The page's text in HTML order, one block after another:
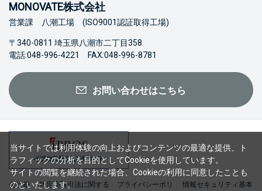
MONOVATE株式会社
営業課 八潮工場 (ISO9001認証取得工場)
〒340-0811 埼玉県八潮市二丁目358
電話:048-996-4221 FAX:048-996-8781
お問い合わせはこちら
会社概 特定商取引法に関する プライバシーポリ 情報セキュリティ基本
当サイトでは利用体験の向上およびコンテンツの最適な提供、ト
ラフィックの分析を目的としてCookieを使用しています。
サイトの閲覧を継続された場合、Cookieの利用に同意したことも
のといたします。